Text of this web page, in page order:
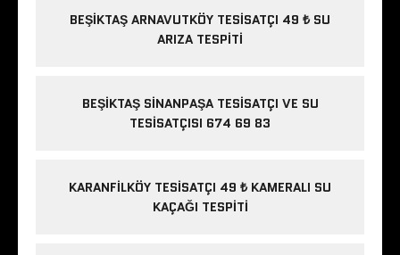
BEŞIKTAŞ ARNAVUTKÖY TESISATÇI 49 ₺ SU
ARIZA TESPITI
BEŞIKTAŞ SINANPAŞA TESISATÇI VE SU
TESISATÇISI 674 69 83
KARANFILKÖY TESISATÇI 49 ₺ KAMERALI SU
KAÇAĞI TESPITI